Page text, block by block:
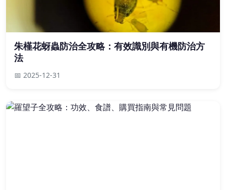
朱槿花蚜蟲防治全攻略：有效識別與有機防治方
法
📅 2025-12-31